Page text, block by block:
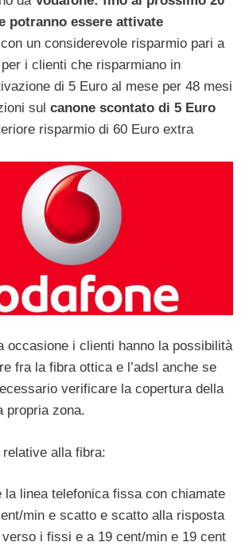
potranno essere attivate
con un considerevole risparmio pari a
per i clienti che risparmiano in
di 5 Euro al mese per 48 mesi
sul canone scontato di 5 Euro
risparmio di 60 Euro extra
occasione i clienti hanno la possibilità
fra la fibra ottica e l’adsl anche se
verificare la copertura della
propria zona.
alla fibra:
la linea telefonica fissa con chiamate
min e scatto e scatto alla risposta
i fissi e a 19 cent/min e 19 cent